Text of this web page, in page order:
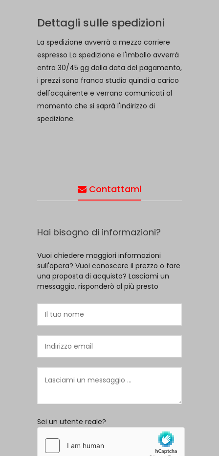
Dettagli sulle spedizioni
La spedizione avverrà a mezzo corriere
espresso La spedizione e l'imballo avverrà
entro 30/45 gg dalla data del pagamento,
i prezzi sono franco studio quindi a carico
dell'acquirente e verrano comunicati al
momento che si saprà l'indirizzo di
spedizione.
Contattami
Hai bisogno di informazioni?
Vuoi chiedere maggiori informazioni
sull'opera? Vuoi conoscere il prezzo o fare
una proposta di acquisto? Lasciami un
messaggio, risponderò al più presto
Sei un utente reale?